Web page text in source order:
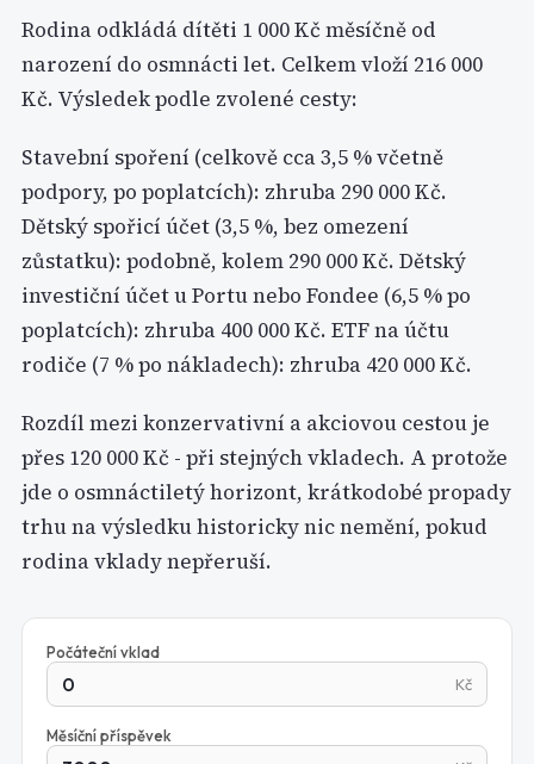
Rodina odkládá dítěti 1 000 Kč měsíčně od
narození do osmnácti let. Celkem vloží 216 000
Kč. Výsledek podle zvolené cesty:
Stavební spoření (celkově cca 3,5 % včetně
podpory, po poplatcích): zhruba 290 000 Kč.
Dětský spořicí účet (3,5 %, bez omezení
zůstatku): podobně, kolem 290 000 Kč. Dětský
investiční účet u Portu nebo Fondee (6,5 % po
poplatcích): zhruba 400 000 Kč. ETF na účtu
rodiče (7 % po nákladech): zhruba 420 000 Kč.
Rozdíl mezi konzervativní a akciovou cestou je
přes 120 000 Kč - při stejných vkladech. A protože
jde o osmnáctiletý horizont, krátkodobé propady
trhu na výsledku historicky nic nemění, pokud
rodina vklady nepřeruší.
Počáteční vklad
Kč
Měsíční příspěvek